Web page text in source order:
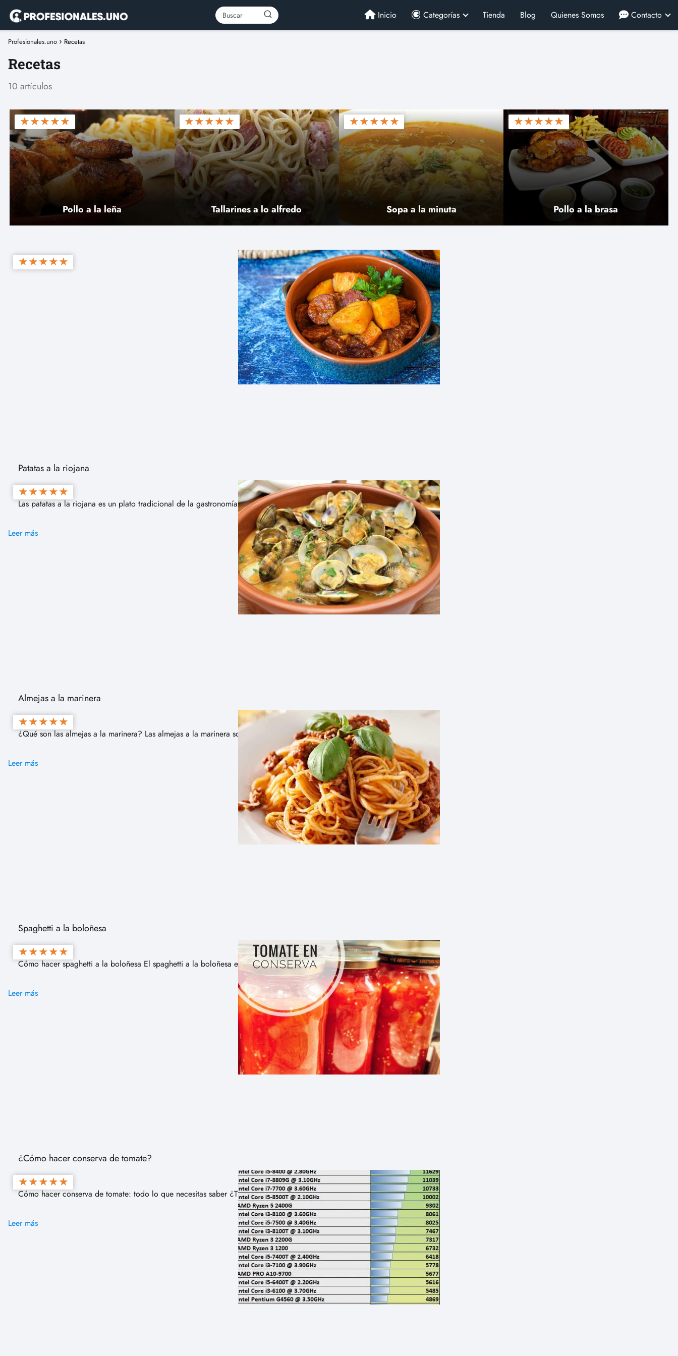
Inicio Categorías Tienda Blog Quienes Somos Contacto
Profesionales.uno Recetas
Recetas
10 artículos
★★★★★
Pollo a la leña
★★★★★
Tallarines a lo alfredo
★★★★★
Sopa a la minuta
★★★★★
Pollo a la brasa
★★★★★
Patatas a la riojana
Las patatas a la riojana es un plato tradicional de la gastronomía española, originario de la región de La Rioja.…
Leer más
★★★★★
Almejas a la marinera
¿Qué son las almejas a la marinera? Las almejas a la marinera son uno de los platos más populares de…
Leer más
★★★★★
Spaghetti a la boloñesa
Cómo hacer spaghetti a la boloñesa El spaghetti a la boloñesa es uno de los platos italianos más populares en…
Leer más
★★★★★
¿Cómo hacer conserva de tomate?
Cómo hacer conserva de tomate: todo lo que necesitas saber ¿Tienes muchos tomates y no sabes qué hacer con ellos…
Leer más
★★★★★